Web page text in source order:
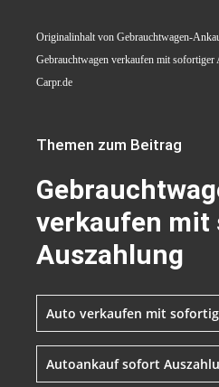
Originalinhalt von Gebrauchtwagen-
Gebrauchtwagen verkaufen mit sofortiger
Carpr.de
Themen zum Beitrag
verkaufen
Auszahlung
Auto verkaufen mit
Autoankauf sofort